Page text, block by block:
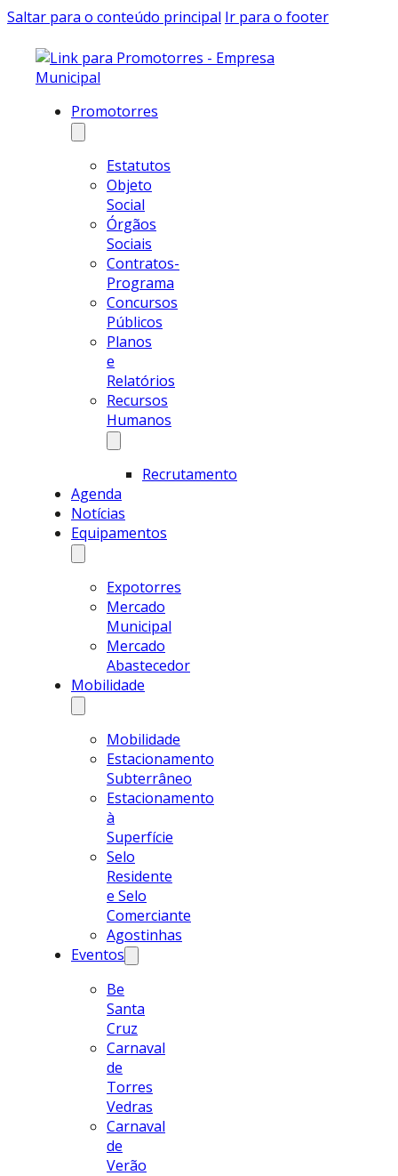
Saltar para o conteúdo principal Ir para o footer
Promotorres
Estatutos
Objeto
Social
Órgãos
Sociais
Contratos-
Programa
Concursos
Públicos
Planos
e
Relatórios
Recursos
Humanos
Recrutamento
Agenda
Notícias
Equipamentos
Expotorres
Mercado
Municipal
Mercado
Abastecedor
Mobilidade
Mobilidade
Estacionamento
Subterrâneo
Estacionamento
à
Superfície
Selo
Residente
e Selo
Comerciante
Agostinhas
Eventos
Be
Santa
Cruz
Carnaval
de
Torres
Vedras
Carnaval
de
Verão